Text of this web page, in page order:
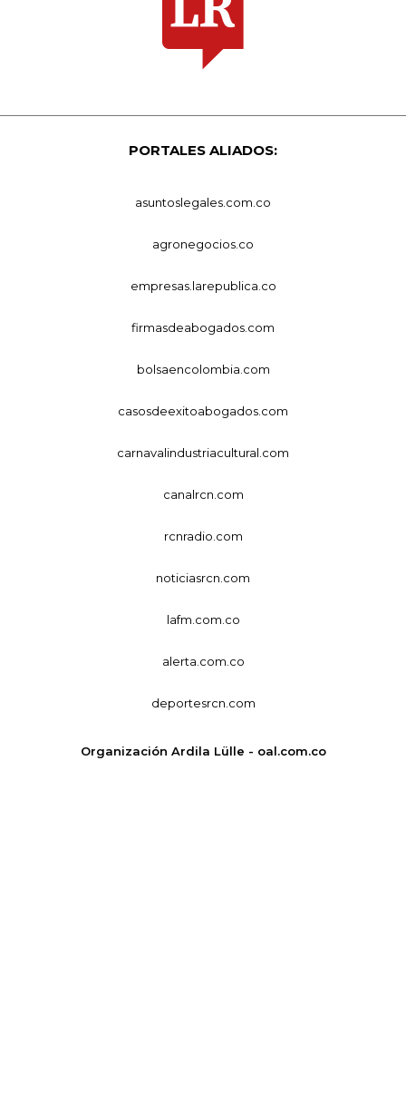
PORTALES ALIADOS:
asuntoslegales.com.co
agronegocios.co
empresas.larepublica.co
firmasdeabogados.com
bolsaencolombia.com
casosdeexitoabogados.com
carnavalindustriacultural.com
canalrcn.com
rcnradio.com
noticiasrcn.com
lafm.com.co
alerta.com.co
deportesrcn.com
Organización Ardila Lülle - oal.com.co